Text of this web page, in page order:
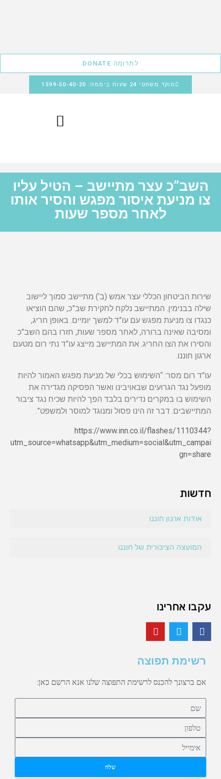
לתרומה DONATE
מוקד משפטי 24 שעות ביממה: 1599-50-40-20
השב”כ עצר מתיישב – הטיל עליו
צו מניעת איסור מפגש והסיר אותו
לאחר מספר שעות
חדשות
אודות ארגון חוננו
המועצה הציבורית של חוננו
עקבו אחרינו
רשימת תפוצה
אם ברצונך להכנס לרשימת התפוצה שלנו אנא הרשם כאן:
שלח
שירות הביטחון הכללי עצר אמש (ב’) מתיישב סמוך ליישוב
שילה בבנימין. המתיישב נלקח לחקירת שב”כ, שהם הוציאו
כנגדו צו מניעת מפגש עם עו”ד למשך יומיים. באופן חריג,
ומסיבה שאינה ברורה, לאחר מספר שעות, חזרו בהם השב”כ
והסירו את הצו החריג. את המתיישב מייצג עו”ד נתי רום מטעם
ארגון חוננו.
עו”ד רום מסר: “השימוש בכלי של מניעת מפגש האמור להיות
מופעל נגד הגרועים שבאויבינו ואשר הפסיקה מגדירה את
השימוש בו במקרים נדירים בלבד הפך להיות שכיח נגד ציבור
המתיישבים. דבר זה הינו פסול ומנוגד למוסר ולמשפט”.
https://www.inn.co.il/flashes/1110344?
utm_source=whatsapp&utm_medium=social&utm_campai
gn=share